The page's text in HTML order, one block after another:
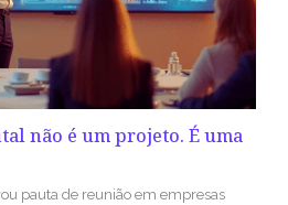
não é um projeto. É uma
pauta de reunião em empresas